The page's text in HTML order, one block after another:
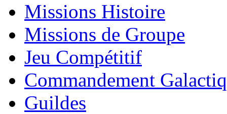
Missions Histoire
Missions de Groupe
Jeu Compétitif
Commandement
Guildes